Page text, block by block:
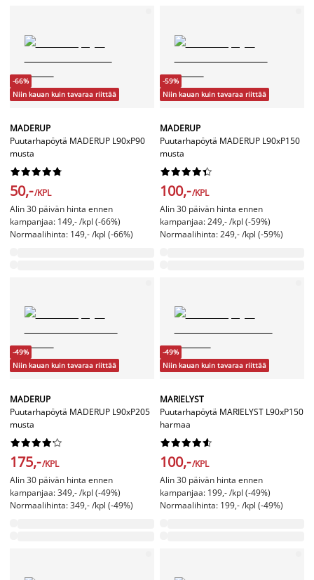
-66%
Niin kauan kuin tavaraa riittää
MADERUP
Puutarhapöytä MADERUP L90xP90
musta






50,-/KPL
Alin 30 päivän hinta ennen
kampanjaa: 149,- /kpl (-66%)
Normaalihinta: 149,- /kpl (-66%)
-59%
Niin kauan kuin tavaraa riittää
MADERUP
Puutarhapöytä MADERUP L90xP150
musta






100,-/KPL
Alin 30 päivän hinta ennen
kampanjaa: 249,- /kpl (-59%)
Normaalihinta: 249,- /kpl (-59%)
-49%
Niin kauan kuin tavaraa riittää
MADERUP
Puutarhapöytä MADERUP L90xP205
musta






175,-/KPL
Alin 30 päivän hinta ennen
kampanjaa: 349,- /kpl (-49%)
Normaalihinta: 349,- /kpl (-49%)
-49%
Niin kauan kuin tavaraa riittää
MARIELYST
Puutarhapöytä MARIELYST L90xP150
harmaa






100,-/KPL
Alin 30 päivän hinta ennen
kampanjaa: 199,- /kpl (-49%)
Normaalihinta: 199,- /kpl (-49%)